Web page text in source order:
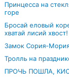
Принцесса на
горе
Бросай еловый
хватай лисий хвост!
Замок Сория-
Тролль на
ПРОЧЬ ПОШЛА,